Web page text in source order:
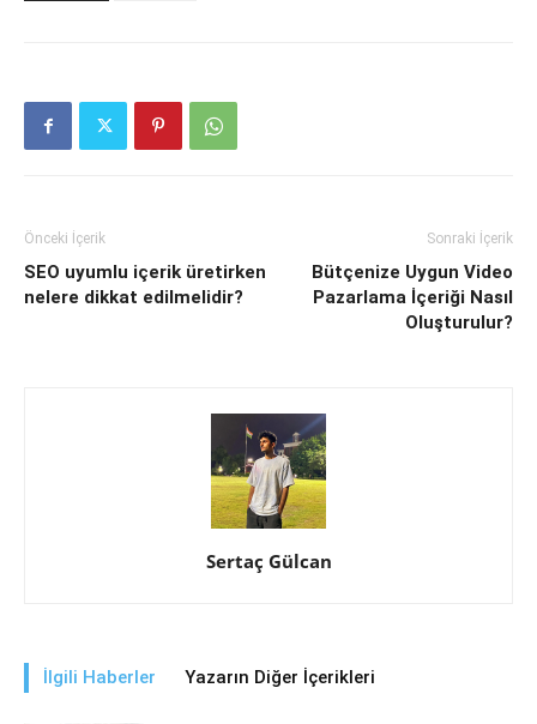
Önceki İçerik
SEO uyumlu içerik üretirken
nelere dikkat edilmelidir?
Sonraki İçerik
Bütçenize Uygun Video
Pazarlama İçeriği Nasıl
Oluşturulur?
Sertaç Gülcan
İlgili Haberler Yazarın Diğer İçerikleri